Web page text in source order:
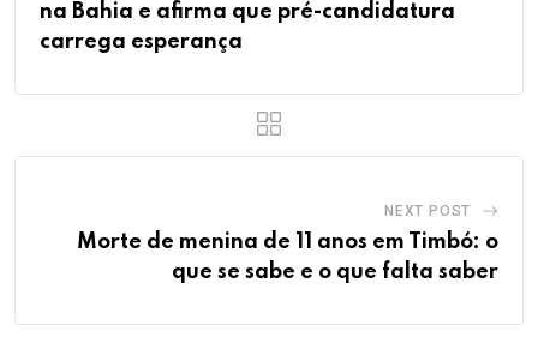
na Bahia e afirma que pré-candidatura
carrega esperança
NEXT POST
Morte de menina de 11 anos em Timbó: o
que se sabe e o que falta saber